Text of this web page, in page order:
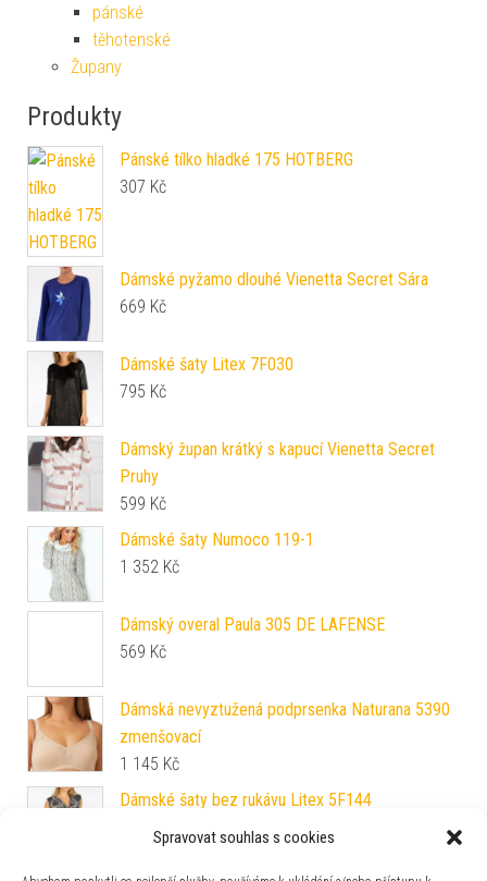
Spravovat souhlas s cookies
pánské
těhotenské
Župany
Produkty
Pánské tílko hladké 175 HOTBERG
307 Kč
Dámské pyžamo dlouhé Vienetta Secret Sára
669 Kč
Dámské šaty Litex 7F030
795 Kč
Dámský župan krátký s kapucí Vienetta Secret
Pruhy
599 Kč
Dámské šaty Numoco 119-1
1 352 Kč
Dámský overal Paula 305 DE LAFENSE
569 Kč
Dámská nevyztužená podprsenka Naturana 5390
zmenšovací